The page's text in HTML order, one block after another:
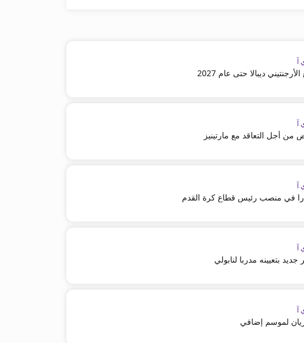
آ
ديبالا حتى عام 2027
آ
أجل التعاقد مع مارتينيز
آ
في منصب رئيس قطاع كرة القدم
آ
بتعيينه مدربا لنابولي
آ
لموسم إضافي